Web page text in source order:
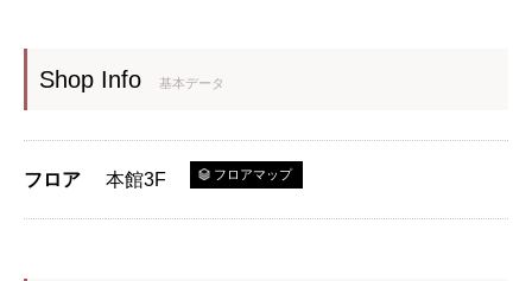
Shop Info 基本データ
フロア 本館3F フロアマップ